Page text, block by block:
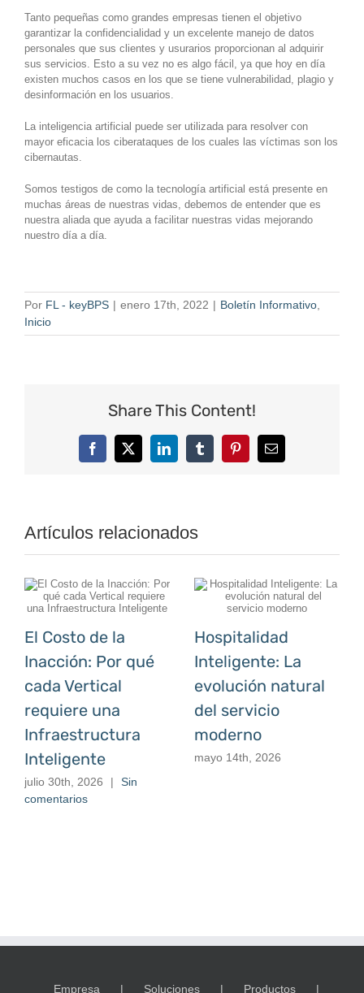
Tanto pequeñas como grandes empresas tienen el objetivo
garantizar la confidencialidad y un excelente manejo de datos
personales que sus clientes y usurarios proporcionan al adquirir
sus servicios. Esto a su vez no es algo fácil, ya que hoy en día
existen muchos casos en los que se tiene vulnerabilidad, plagio y
desinformación en los usuarios.
La inteligencia artificial puede ser utilizada para resolver con
mayor eficacia los ciberataques de los cuales las víctimas son los
cibernautas.
Somos testigos de como la tecnología artificial está presente en
muchas áreas de nuestras vidas, debemos de entender que es
nuestra aliada que ayuda a facilitar nuestras vidas mejorando
nuestro día a día.
Por FL - keyBPS | enero 17th, 2022 | Boletín Informativo
Inicio
Share This Content!
Facebook
X LinkedInTumblrPinterestCorreo
electrónico
Artículos relacionados
El Costo de la
Inacción: Por qué
cada Vertical
requiere una
Infraestructura
Inteligente
julio 30th, 2026 |
Sin
comentarios
Hospitalidad
Inteligente: La
evolución natural
del servicio
moderno
mayo 14th, 2026
Empresa Soluciones Productos